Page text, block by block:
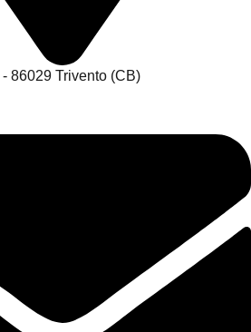
86029 Trivento (CB)